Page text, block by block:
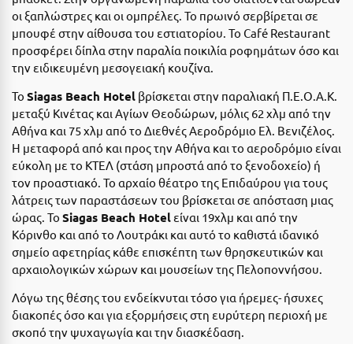
Ιωάννινα
Κ
Καλάβρυτα
Καλαμάτα
Κάλαμος
Καλαμπάκα
Κάλυμνος
Καμένα Βούρλα
Καρδάμαινα
Καρδαμύλη
οι ξαπλώστρες και οι ομπρέλες. Το πρωινό σερβίρεται σε
μπουφέ στην αίθουσα του εστιατορίου. Το Café Restaurant
προσφέρει δίπλα στην παραλία ποικιλία ροφημάτων όσο και
την ειδικευμένη μεσογειακή κουζίνα.
Το Siagas Beach Hotel βρίσκεται στην παραλιακή Π.Ε.Ο.Α.Κ.
μεταξύ Κινέτας και Αγίων Θεοδώρων, μόλις 62 χλμ από την
Αθήνα και 75 χλμ από το Διεθνές Αεροδρόμιο Ελ. Βενιζέλος.
Η μεταφορά από και προς την Αθήνα και το αεροδρόμιο είναι
εύκολη με το ΚΤΕΛ (στάση μπροστά από το ξενοδοχείο) ή
τον προαστιακό. Το αρχαίο θέατρο της Επιδαύρου για τους
λάτρεις των παραστάσεων του βρίσκεται σε απόσταση μιας
ώρας. Το Siagas Beach Hotelείναι 19χλμ και από την
Κόρινθο και από το Λουτράκι και αυτό το καθιστά ιδανικό
σημείο αφετηρίας κάθε επισκέπτη των θρησκευτικών και
αρχαιολογικών χώρων και μουσείων της Πελοποννήσου.
Λόγω της θέσης του ενδείκνυται τόσο για ήρεμες- ήσυχες
διακοπές όσο και για εξορμήσεις στη ευρύτερη περιοχή με
σκοπό την ψυχαγωγία και την διασκέδαση.